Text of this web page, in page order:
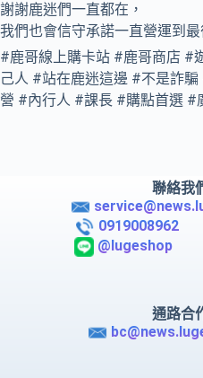
謝謝鹿迷們一直都在，
我們也會信守承諾一直營運到
#鹿哥線上購卡站 #鹿哥商店 #
己人 #站在鹿迷這邊 #不是詐
營 #內行人 #課長 #購點首選 #
聯絡我
通路合